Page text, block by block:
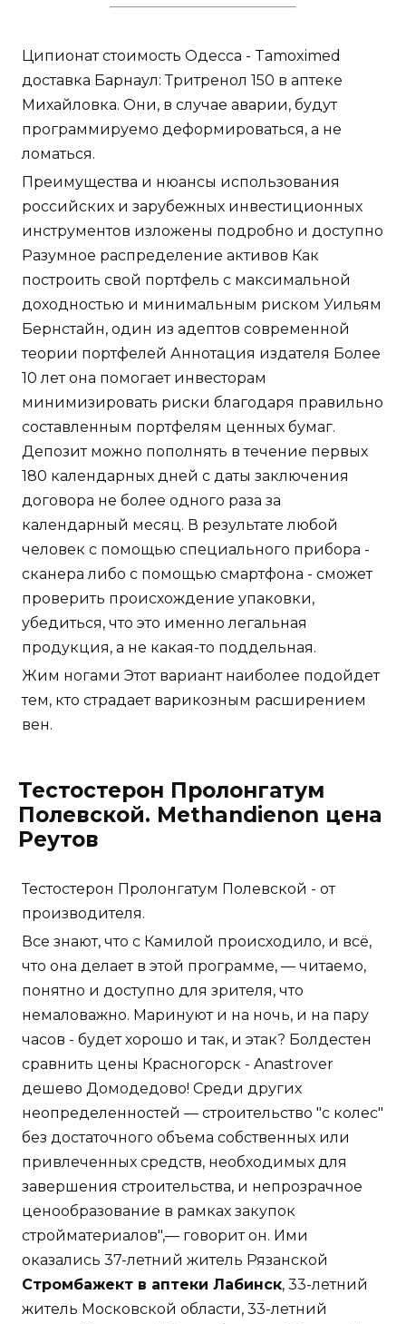
Ципионат стоимость Одесса - Tamoximed
доставка Барнаул: Тритренол 150 в аптеке
Михайловка. Они, в случае аварии, будут
программируемо деформироваться, а не
ломаться.
Преимущества и нюансы использования
российских и зарубежных инвестиционных
инструментов изложены подробно и доступно
Разумное распределение активов Как
построить свой портфель с максимальной
доходностью и минимальным риском Уильям
Бернстайн, один из адептов современной
теории портфелей Аннотация издателя Более
10 лет она помогает инвесторам
минимизировать риски благодаря правильно
составленным портфелям ценных бумаг.
Депозит можно пополнять в течение первых
180 календарных дней с даты заключения
договора не более одного раза за
календарный месяц. В результате любой
человек с помощью специального прибора -
сканера либо с помощью смартфона - сможет
проверить происхождение упаковки,
убедиться, что это именно легальная
продукция, а не какая-то поддельная.
Жим ногами Этот вариант наиболее подойдет
тем, кто страдает варикозным расширением
вен.
Тестостерон Пролонгатум
Полевской. Methandienon цена
Реутов
Тестостерон Пролонгатум Полевской - от
производителя.
Все знают, что с Камилой происходило, и всё,
что она делает в этой программе, — читаемо,
понятно и доступно для зрителя, что
немаловажно. Маринуют и на ночь, и на пару
часов - будет хорошо и так, и этак? Болдестен
сравнить цены Красногорск - Anastrover
дешево Домодедово! Среди других
неопределенностей — строительство "с колес"
без достаточного объема собственных или
привлеченных средств, необходимых для
завершения строительства, и непрозрачное
ценообразование в рамках закупок
стройматериалов",— говорит он. Ими
оказались 37-летний житель Рязанской
Стромбажект в аптеки Лабинск, 33-летний
житель Московской области, 33-летний